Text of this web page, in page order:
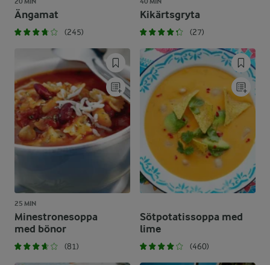
Ängamat
(245)
Kikärtsgryta
(27)
25 MIN
Minestronesoppa
med bönor
(81)
Sötpotatissoppa med
lime
(460)